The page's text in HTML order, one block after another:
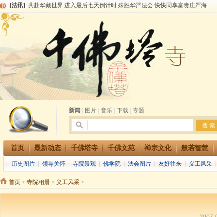
[法讯] 共赴华藏世界 进入最后七天倒计时 殊胜华严法会 快快同享富贵庄严海
[法讯]
清明节祭祖报恩地藏法会
本寺方丈上明下慧尼和尚开讲《六祖坛经》
[法讯]
2015-3-26师父于法堂对大众的开示
[法讯] 广东千佛塔寺云门佛学院女众部 2016年招生简章
[法讯]
恭请海涛法师莅临千佛塔寺弘法
[法讯]
2014年七月大法会 祈福息灾地藏七 冥阳两利普渡群蒙盂兰盆
[法讯]
千佛塔寺云门佛学院女众部2014年招生简章
[法讯] 千佛塔寺兴建佛学院综合大楼缘起
新闻
图片 音乐 下载 专题
首页 最新动态 千佛塔寺 千佛文苑 禅宗文化 般若智慧
历史图片 领导关怀 寺院景观 佛学院 法会图片 友好往来 义工风采
首页 > 寺院相册 > 义工风采 >